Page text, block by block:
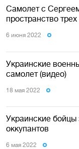
Самолет с
пространство
6 июня 2022
Украинские
самолет (видео)
18 мая 2022
Украинские бойцы
оккупантов
6 мая 2022